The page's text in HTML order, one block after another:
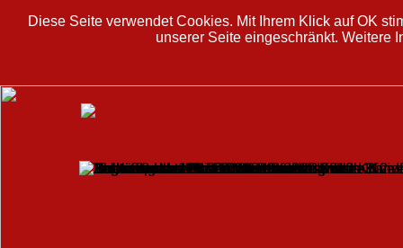
Diese Seite verwendet Cookies. Mit Ihrem Klick auf OK
unserer Seite eingeschränkt. Weitere